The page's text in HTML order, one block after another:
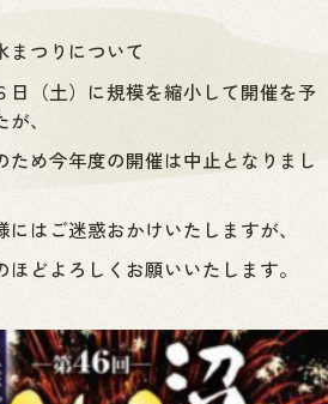
まつりについて
日（土）に規模を縮小して開催を予
、
ため今年度の開催は中止となりまし
はご迷惑おかけいたしますが、
ほどよろしくお願いいたします。